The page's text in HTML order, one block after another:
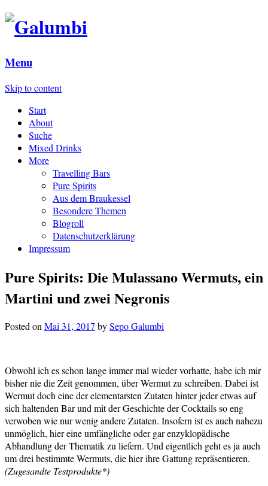
Menu
Skip to content
Start
About
Suche
Mixed Drinks
More
Travelling Bars
Pure Spirits
Aus dem Braukessel
Besondere Themen
Blogroll
Datenschutzerklärung
Impressum
Pure Spirits: Die Mulassano Wermuts, ein
Martini und zwei Negronis
Posted onMai 31, 2017 bySepo Galumbi
Obwohl ich es schon lange immer mal wieder vorhatte, habe ich mir
bisher nie die Zeit genommen, über Wermut zu schreiben. Dabei ist
Wermut doch eine der elementarsten Zutaten hinter jeder etwas auf
sich haltenden Bar und mit der Geschichte der Cocktails so eng
verwoben wie nur wenig andere Zutaten. Insofern ist es auch nahezu
unmöglich, hier eine umfängliche oder gar enzyklopädische
Abhandlung der Thematik zu liefern. Und eigentlich geht es ja auch
um drei bestimmte Wermuts, die hier ihre Gattung repräsentieren.
(Zugesandte Testprodukte*)